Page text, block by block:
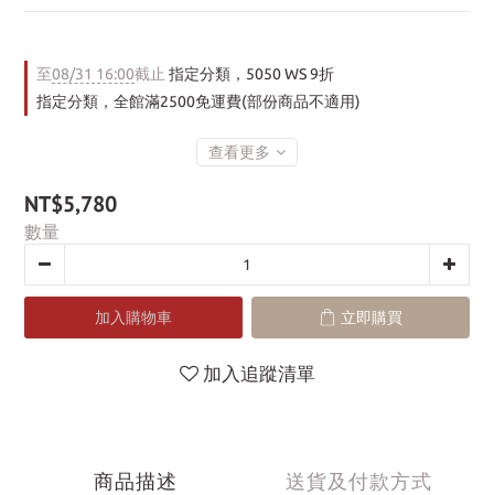
至08/31 16:00截止 指定分類，5050 WS 9折
指定分類，全館滿2500免運費(部份商品不適用)
查看更多
NT$5,780
數量
加入購物車 立即購買
加入追蹤清單
商品描述 送貨及付款方式